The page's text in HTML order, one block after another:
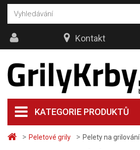
> Peletové grily > Pelety na grilování
KATEGORIE PRODUKTŮ
Kontakt